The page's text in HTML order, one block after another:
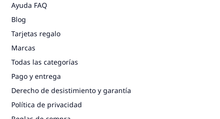
Ayuda FAQ
Blog
Tarjetas regalo
Marcas
Todas las categorías
Pago y entrega
Derecho de desistimiento y garantía
Política de privacidad